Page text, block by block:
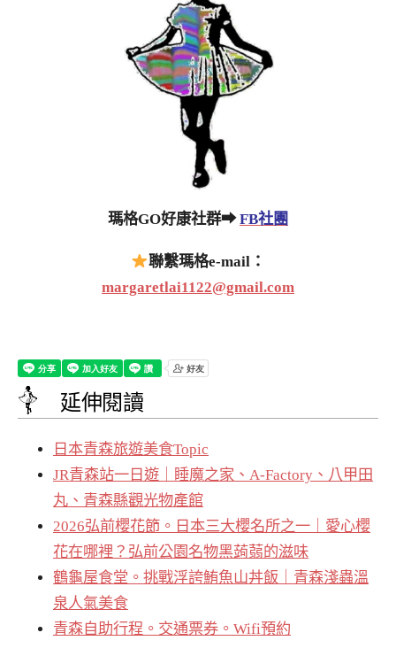
瑪格GO好康社群➡FB社團
聯繫瑪格e-mail：
margaretlai1122@gmail.com
延伸閱讀
日本青森旅遊美食Topic
JR青森站一日遊｜睡魔之家、A-Factory、八甲田
丸、青森縣觀光物產館
2026弘前櫻花節。日本三大櫻名所之一｜愛心櫻
花在哪裡？弘前公園名物黑蒟蒻的滋味
鶴龜屋食堂。挑戰浮誇鮪魚山丼飯｜青森淺蟲溫
泉人氣美食
青森自助行程。交通票券。Wifi預約